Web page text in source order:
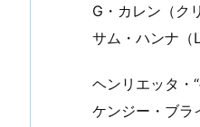
G・カレン（ク
サム・ハンナ（
ヘンリエッタ・
ケンジー・ブラ